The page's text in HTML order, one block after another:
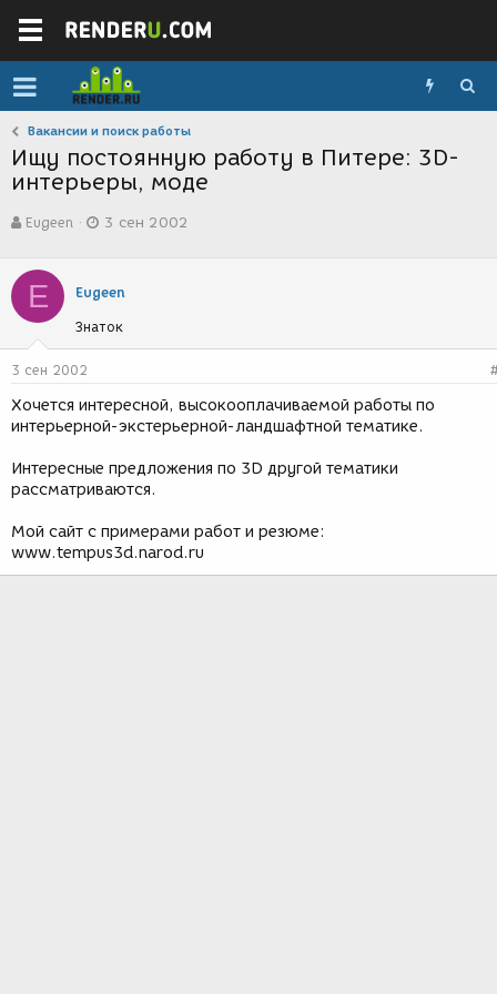
Вакансии и поиск работы
Ищу постоянную работу в Питере: 3D-
интерьеры, моде
в
о
р
т
е
м
ы
Eugeen
а
с
з
д
и
я
3 сен 2002
E Eugeen
Знаток
3 сен 2002
Хочется интересной, высокооплачиваемой работы по
интерьерной-экстерьерной-ландшафтной тематике.
Интересные предложения по 3D другой тематики
рассматриваются.
Мой сайт с примерами работ и резюме:
www.tempus3d.narod.ru